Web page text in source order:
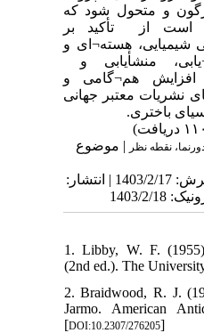
و متحول شود که
است از تأکید بر
شیمیایی، هسته¬ای و
منشأیابی و
افزایش هم¬گامی و
نشریات معتبر جهانی
باختری.
نقطه نظر | موضوع
دریافت: 1403/2/17 | پذیرش: 1403/2/17 | انتشار:
1. Libby, W. F.
(2nd ed.). The
2. Braidwood, R. J.
Jarmo. American
[DOI:10.2307/276205]